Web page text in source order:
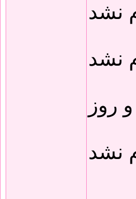
نشد
نشد
روز
نشد